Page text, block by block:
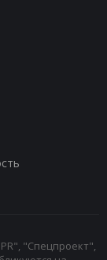
"Спецпроект",